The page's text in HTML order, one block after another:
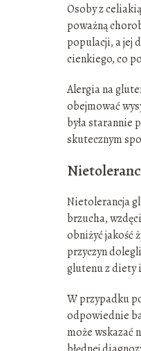
Osoby z
poważną
populacji, a jej
cienkiego, co
Alergia na
obejmować
była starannie
skutecznym
Nietolerancja
brzucha,
obniżyć jakość
przyczyn
glutenu z diety
W przypadku
odpowiednie
może wskazać